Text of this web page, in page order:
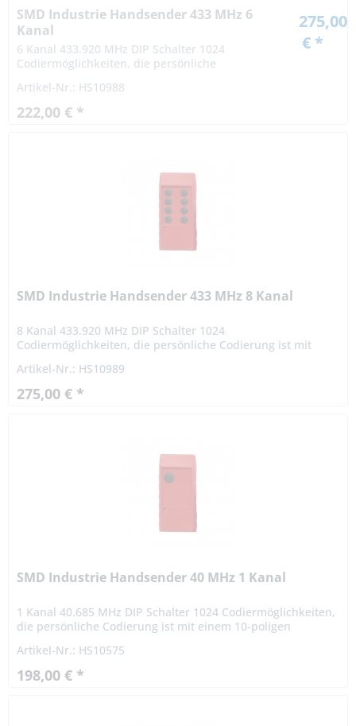
SMD Industrie Handsender 433 MHz 6
Kanal
6 Kanal 433.920 MHz DIP Schalter 1024
Codiermöglichkeiten, die persönliche
Codierschalter vom Benutzer frei einstellbar.
Die Reichweite...
Artikel-Nr.: HS10988
222,00 € *
275,00
€ *
SMD Industrie Handsender 433 MHz 8 Kanal
8 Kanal 433.920 MHz DIP Schalter 1024
Codiermöglichkeiten, die persönliche Codierung ist mit
einstellbar. Die Reichweite...
Artikel-Nr.: HS10989
275,00 € *
SMD Industrie Handsender 40 MHz 1 Kanal
1 Kanal 40.685 MHz DIP Schalter 1024 Codiermöglichkeiten,
die persönliche Codierung ist mit einem 10-poligen
beträgt...
Artikel-Nr.: HS10575
198,00 € *